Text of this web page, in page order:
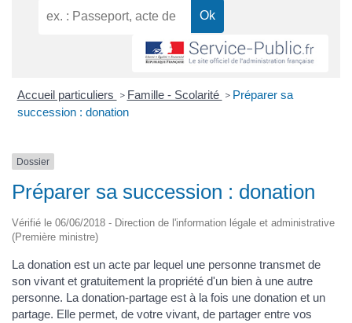
Accueil particuliers > Famille - Scolarité > Préparer sa
succession : donation
Dossier
Préparer sa succession : donation
Vérifié le 06/06/2018 - Direction de l'information légale et administrative
(Première ministre)
La donation est un acte par lequel une personne transmet de
son vivant et gratuitement la propriété d'un bien à une autre
personne. La donation-partage est à la fois une donation et un
partage. Elle permet, de votre vivant, de partager entre vos